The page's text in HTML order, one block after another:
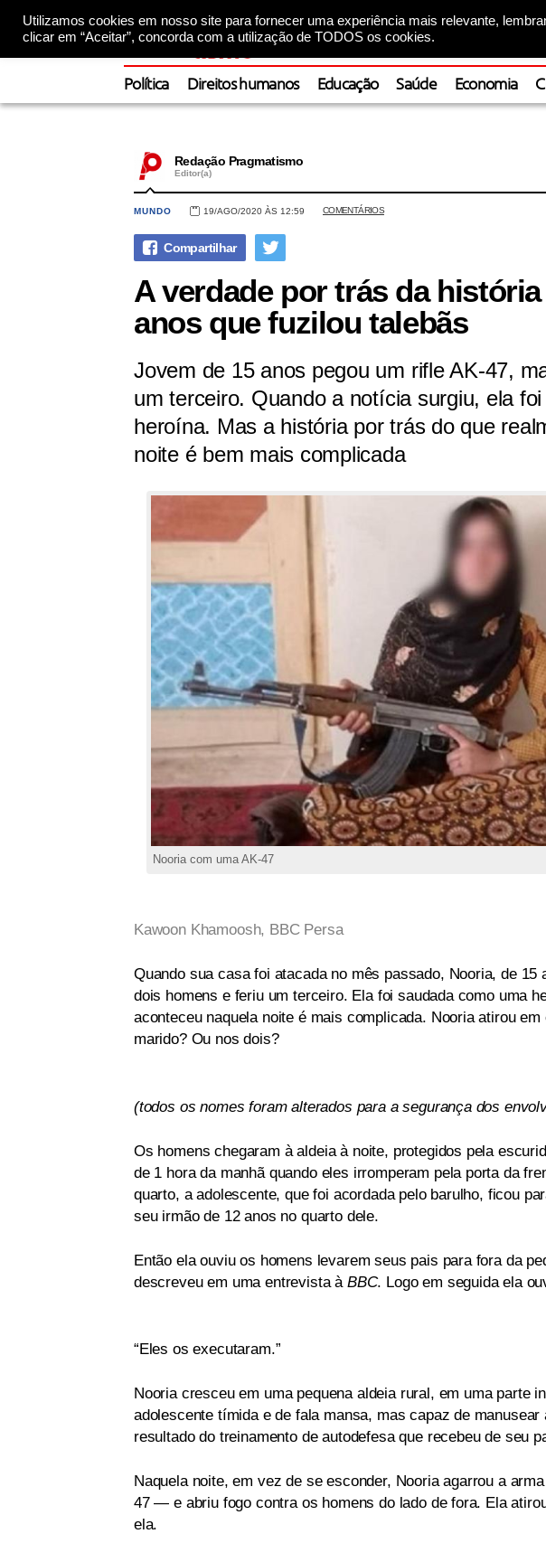
Utilizamos cookies em nosso site para fornecer uma experiência mais relevante,
clicar em “Aceitar”, concorda com a utilização de TODOS os cookies.
Política Direitos humanos Educação Saúde Economia
Redação Pragmatismo
Editor(a)
MUNDO 19/AGO/2020 ÀS 12:59 COMENTÁRIOS
A verdade por trás da
anos que fuzilou talebãs
Jovem de 15 anos pegou um rifle AK-47,
um terceiro. Quando a notícia surgiu, ela
heroína. Mas a história por trás do que
noite é bem mais complicada
Nooria com uma AK-47
Kawoon Khamoosh, BBC Persa
Quando sua casa foi atacada no mês passado, Nooria, de 15
dois homens e feriu um terceiro. Ela foi saudada como uma
aconteceu naquela noite é mais complicada. Nooria atirou
marido? Ou nos dois?
(todos os nomes foram alterados para a segurança dos
Os homens chegaram à aldeia à noite, protegidos pela
de 1 hora da manhã quando eles irromperam pela porta da
quarto, a adolescente, que foi acordada pelo barulho, ficou
seu irmão de 12 anos no quarto dele.
Então ela ouviu os homens levarem seus pais para fora da
descreveu em uma entrevista à BBC. Logo em seguida ela
“Eles os executaram.”
Nooria cresceu em uma pequena aldeia rural, em uma parte
adolescente tímida e de fala mansa, mas capaz de
resultado do treinamento de autodefesa que recebeu de seu
Naquela noite, em vez de se esconder, Nooria agarrou a
47 — e abriu fogo contra os homens do lado de fora. Ela
ela.